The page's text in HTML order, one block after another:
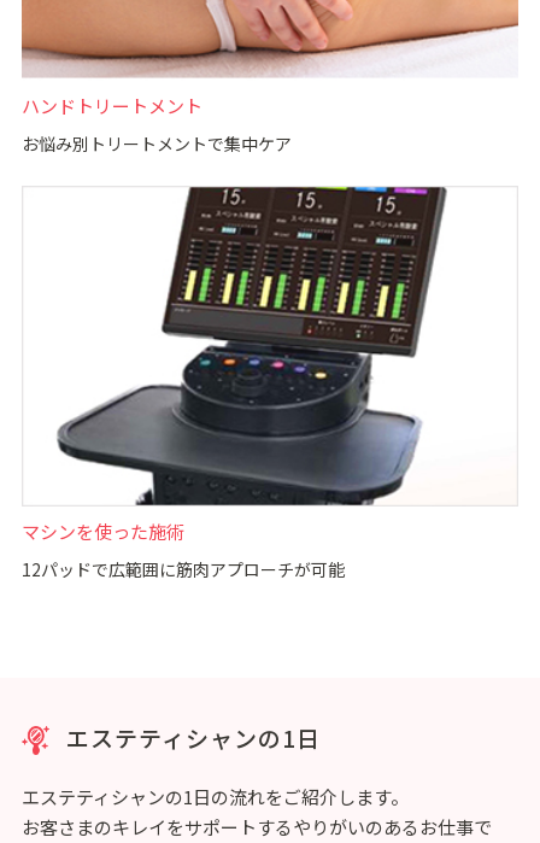
ハンドトリートメント
お悩み別トリートメントで集中ケア
マシンを使った施術
12パッドで広範囲に筋肉アプローチが可能
エステティシャンの1日
エステティシャンの1日の流れをご紹介します。
お客さまのキレイをサポートするやりがいのあるお仕事で